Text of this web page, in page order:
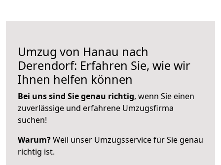
Umzug von Hanau nach
Derendorf: Erfahren Sie, wie wir
Ihnen helfen können
Bei uns sind Sie genau richtig, wenn Sie einen
zuverlässige und erfahrene Umzugsfirma
suchen!
Warum?Weil unser Umzugsservice für Sie genau
richtig ist.